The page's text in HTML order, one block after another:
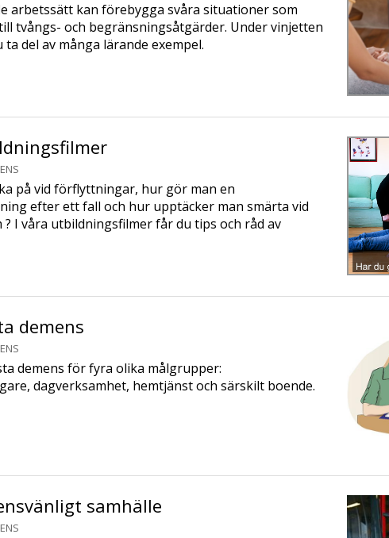
arbetssätt kan förebygga svåra situationer som
tvångs- och begränsningsåtgärder. Under vinjetten
del av många lärande exempel.
på vid förflyttningar, hur gör man en
efter ett fall och hur upptäcker man smärta vid
I våra utbildningsfilmer får du tips och råd av
demens
demens för fyra olika målgrupper:
dagverksamhet, hemtjänst och särskilt boende.
samhälle